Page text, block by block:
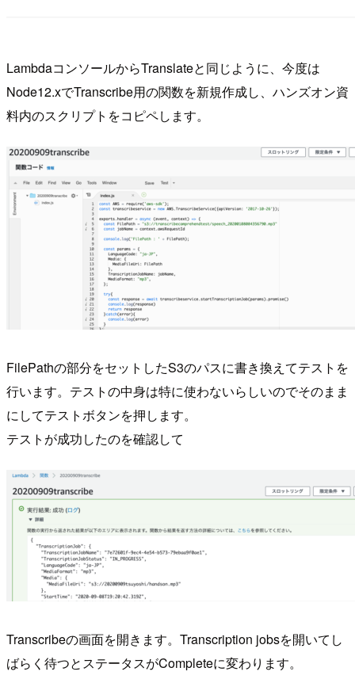
LambdaコンソールからTranslateと同じように、今度は
Node12.xでTranscribe用の関数を新規作成し、ハンズオン資
料内のスクリプトをコピペします。
FilePathの部分をセットしたS3のパスに書き換えてテストを
行います。テストの中身は特に使わないらしいのでそのまま
にしてテストボタンを押します。
テストが成功したのを確認して
Transcribeの画面を開きます。Transcription jobsを開いてし
ばらく待つとステータスがCompleteに変わります。